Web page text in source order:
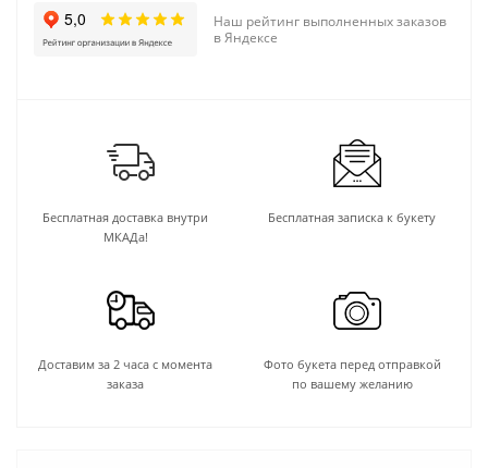
Наш рейтинг выполненных заказов
в Яндексе
Бесплатная доставка внутри
МКАДа!
Бесплатная записка к букету
Доставим за 2 часа с момента
заказа
Фото букета перед отправкой
по вашему желанию